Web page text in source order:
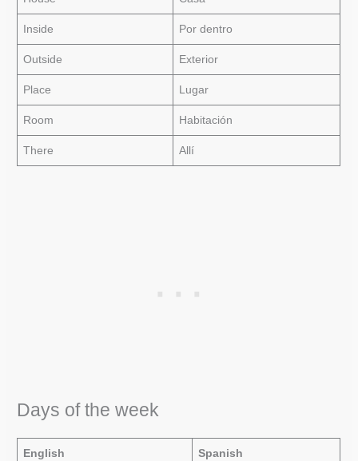
Inside Por dentro
Outside Exterior
Place Lugar
Room Habitación
There Allí
Days of the week
English Spanish